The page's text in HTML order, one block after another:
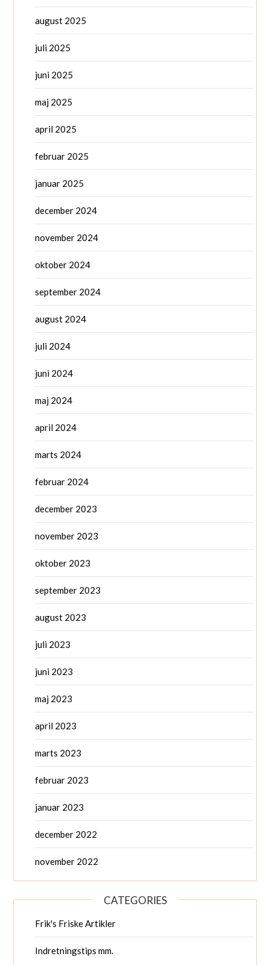
august 2025
juli 2025
juni 2025
maj 2025
april 2025
februar 2025
januar 2025
december 2024
november 2024
oktober 2024
september 2024
august 2024
juli 2024
juni 2024
maj 2024
april 2024
marts 2024
februar 2024
december 2023
november 2023
oktober 2023
september 2023
august 2023
juli 2023
juni 2023
maj 2023
april 2023
marts 2023
februar 2023
januar 2023
december 2022
november 2022
CATEGORIES
Frik's Friske Artikler
Indretningstips mm.